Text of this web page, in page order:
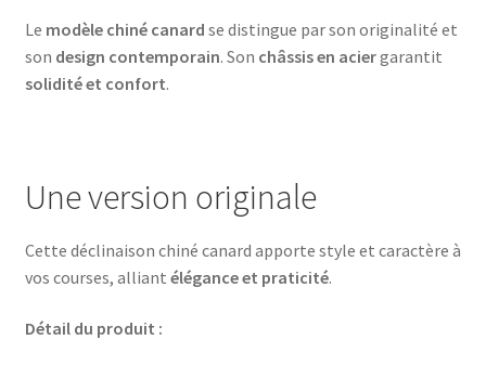
Le modèle chiné canard se distingue par son originalité et
son design contemporain. Son châssis en aciergarantit
solidité et confort.
Une version originale
Cette déclinaison chiné canard apporte style et caractère à
vos courses, alliant élégance et praticité.
Détail du produit :